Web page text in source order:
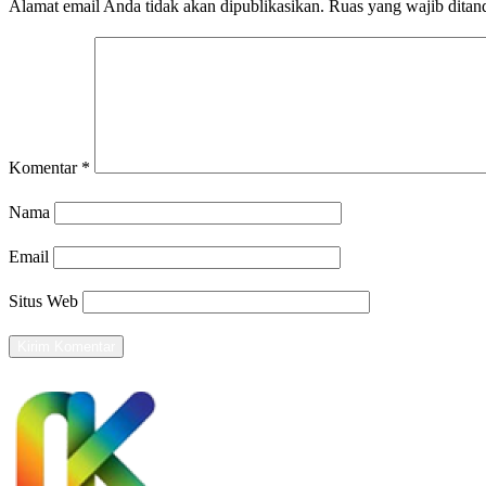
Alamat email Anda tidak akan dipublikasikan. Ruas yang wajib
Komentar *
Nama
Email
Situs Web